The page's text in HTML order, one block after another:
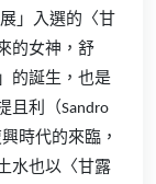
」入選的〈甘
的女神，舒
的誕生，也是
且利（Sandro
時代的來臨，
水也以〈甘露